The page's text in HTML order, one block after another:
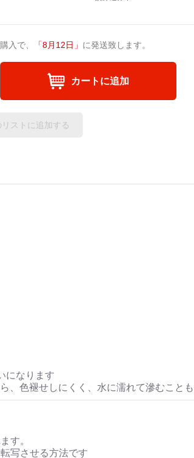
入で、 「8月12日 」 に発送致します。
カートに追加
ストに追加する
になります
色褪せしにくく、水に濡れて滲むことも
す。
写させる方法です